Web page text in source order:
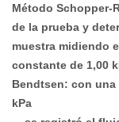
Método Schopper-
de la prueba y
muestra midiendo
constante de 1,00
Bendtsen: con
kPa